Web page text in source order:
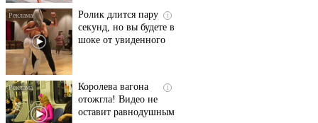
i
Ролик длится пару
секунд, но вы будете в
шоке от увиденного
i
Королева вагона
отожгла! Видео не
оставит равнодушным